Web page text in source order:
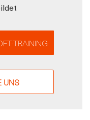
TRAINING
UNS